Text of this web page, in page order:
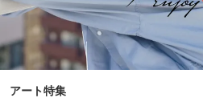
アート特集